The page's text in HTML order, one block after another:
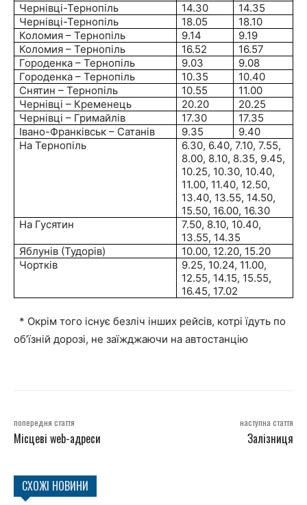
Чернівці-Тернопіль
14.30
14.35
Чернівці-Тернопіль
18.05
18.10
Коломия – Тернопіль
9.14
9.19
Коломия – Тернопіль
16.52
16.57
Городенка – Тернопіль
9.03
9.08
Городенка – Тернопіль
10.35
10.40
Снятин – Тернопіль
10.55
11.00
Чернівці – Кременець
20.20
20.25
Чернівці – Гримайлів
17.30
17.35
Івано-Франківськ – Сатанів
9.35
9.40
На Тернопіль
6.30, 6.40, 7.10, 7.55,
8.00, 8.10, 8.35, 9.45,
10.25, 10.30, 10.40,
11.00, 11.40, 12.50,
13.40, 13.55, 14.50,
15.50, 16.00, 16.30
На Гусятин
7.50, 8.10, 10.40,
13.55, 14.35
Яблунів (Тудорів)
10.00, 12.20, 15.20
Чортків
9.25, 10.24, 11.00,
12.55, 14.15, 15.55,
16.45, 17.02
* Окрім того існує безліч інших рейсів, котрі їдуть по
об’їзній дорозі, не заїжджаючи на автостанцію
попередня стаття
Місцеві web-адреси
наступна стаття
Залізниця
СХОЖІ НОВИНИ